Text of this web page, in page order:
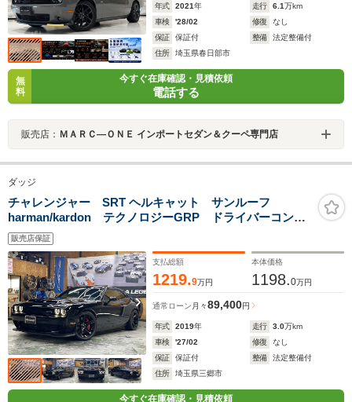
年式 2021年 走行 6.1万km
車検
'28/02 修復
なし
保証
保証付 整備
法定整備付
住所
埼玉県春日部市
無
料
今すぐ在庫確認・見積依頼
電話する
販売店： ＭＡＲＣ―ＯＮＥ インポートセダン＆クーペ専門店
ダッジ
チャレンジャー SRT ヘルキャット サンルーフ
harman/kardon テクノロジーGRP ドライバーコンビ
ニエンスGRP カープレイ 4本出マフラー 屋内展示
販売店保証
支払総額
1219.9万円
本体価格
1198.0万円
通常ローン 月々89,400円
年式 2019年 走行 3.0万km
車検
'27/02 修復
なし
保証
保証付 整備
法定整備付
住所
埼玉県三郷市
今すぐ在庫確認・見積依頼